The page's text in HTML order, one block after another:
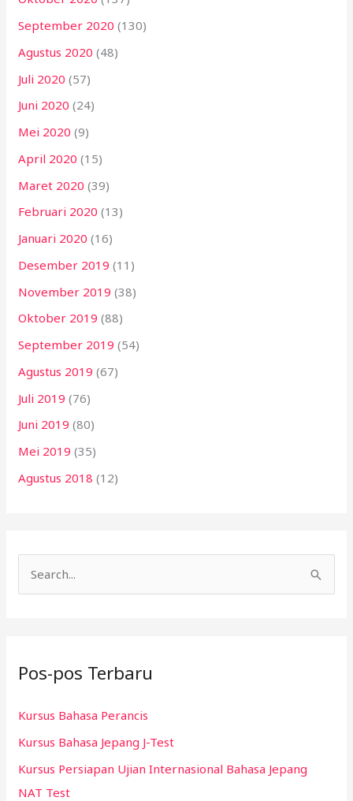
September 2020 (130)
Agustus 2020 (48)
Juli 2020 (57)
Juni 2020 (24)
Mei 2020 (9)
April 2020 (15)
Maret 2020 (39)
Februari 2020 (13)
Januari 2020 (16)
Desember 2019 (11)
November 2019 (38)
Oktober 2019 (88)
September 2019 (54)
Agustus 2019 (67)
Juli 2019 (76)
Juni 2019 (80)
Mei 2019 (35)
Agustus 2018 (12)
u
t
u
k
:
Pos-pos Terbaru
Kursus Bahasa Perancis
Kursus Bahasa Jepang J-Test
Kursus Persiapan Ujian Internasional Bahasa Jepang
NAT Test